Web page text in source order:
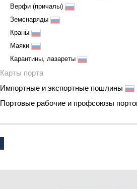
Верфи (причалы)
Земснаряды
Краны
Маяки
Карантины, лазареты
Карты порта
Импортные и экспортные пошлины
Портовые рабочие и профсоюзы